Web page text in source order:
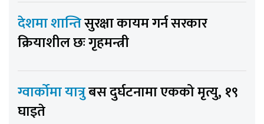
देशमा शान्तिसुरक्षा कायम गर्न सरकार
क्रियाशील छः गृहमन्त्री
ग्वार्कोमा यात्रुबस दुर्घटनामा एकको मृत्यु, १९
घाइते